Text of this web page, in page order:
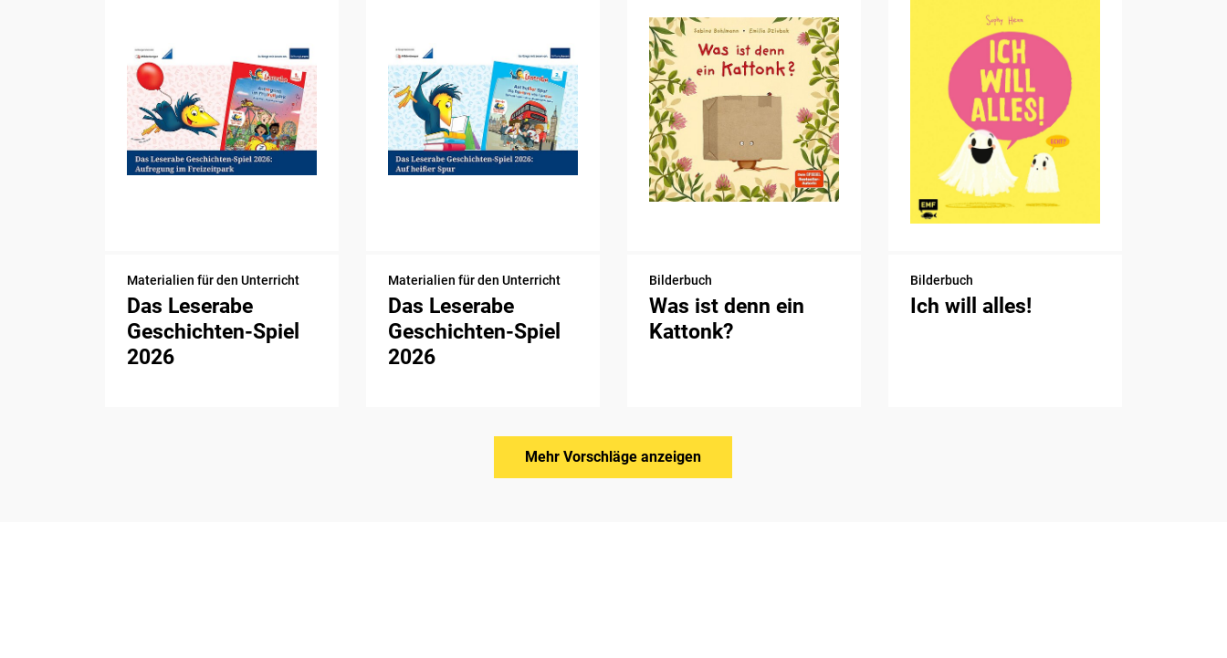
Materialien für den Unterricht
Das Leserabe
Geschichten-Spiel
2026
Materialien für den Unterricht
Das Leserabe
Geschichten-Spiel
2026
Bilderbuch
Was ist denn ein
Kattonk?
Bilderbuch
Ich will alles!
Mehr Vorschläge anzeigen